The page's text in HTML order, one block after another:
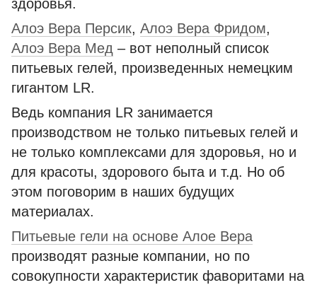
здоровья.
Алоэ Вера Персик, Алоэ Вера Фридом,
Алоэ Вера Мед – вот неполный список
питьевых гелей, произведенных немецким
гигантом LR.
Ведь компания LR занимается
производством не только питьевых гелей и
не только комплексами для здоровья, но и
для красоты, здорового быта и т.д. Но об
этом поговорим в наших будущих
материалах.
Питьевые гели на основе Алое Вера
производят разные компании, но по
совокупности характеристик фаворитами на